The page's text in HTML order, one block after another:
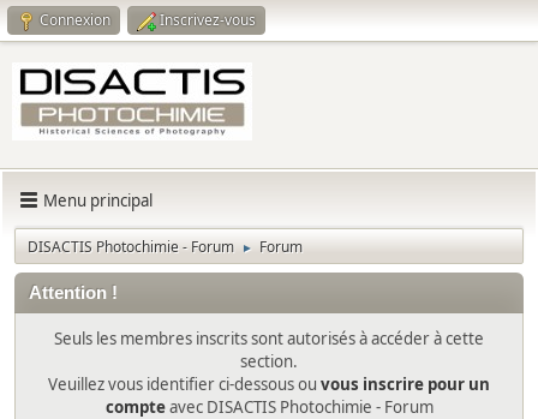
Connexion Inscrivez-vous
Menu principal
DISACTIS Photochimie - Forum ► Forum
Attention !
Seuls les membres inscrits sont autorisés à accéder à cette
section.
Veuillez vous identifier ci-dessous ou vous inscrire pour un
compteavec DISACTIS Photochimie - Forum